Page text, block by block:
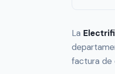
La
factura de